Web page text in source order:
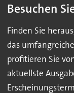
Besuchen
Finden Sie
das
profitieren Sie
aktuellste